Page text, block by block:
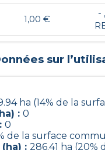
1,00 €
-
sur
ha (14% de la
: 0
0
de la surface
: 286.41 ha